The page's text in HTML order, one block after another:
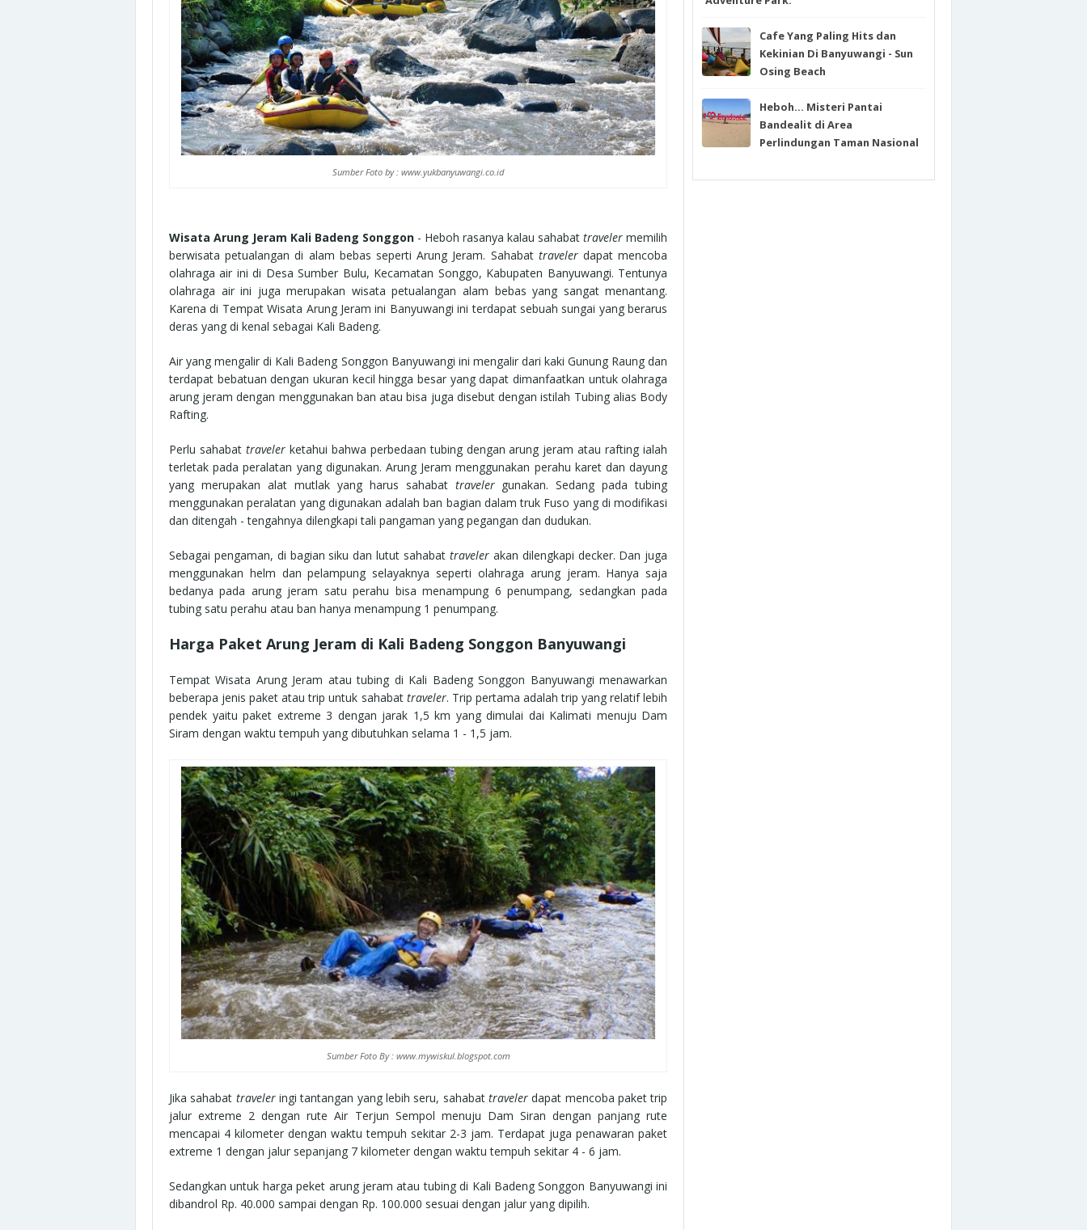
Sumber Foto by : www.yukbanyuwangi.co.id
Wisata Arung Jeram Kali Badeng Songgon - Heboh rasanya kalau sahabattraveler memilih
berwisata petualangan di alam bebas seperti Arung Jeram. Sahabat travelerdapat mencoba
olahraga air ini di Desa Sumber Bulu, Kecamatan Songgo, Kabupaten Banyuwangi. Tentunya
olahraga air ini juga merupakan wisata petualangan alam bebas yang sangat menantang.
Karena di Tempat Wisata Arung Jeram ini Banyuwangi ini terdapat sebuah sungai yang berarus
deras yang di kenal sebagai Kali Badeng.
Air yang mengalir di Kali Badeng Songgon Banyuwangi ini mengalir dari kaki Gunung Raung dan
terdapat bebatuan dengan ukuran kecil hingga besar yang dapat dimanfaatkan untuk olahraga
arung jeram dengan menggunakan ban atau bisa juga disebut dengan istilah Tubing alias Body
Rafting.
Perlu sahabat travelerketahui bahwa perbedaan tubing dengan arung jeram atau rafting ialah
terletak pada peralatan yang digunakan. Arung Jeram menggunakan perahu karet dan dayung
yang merupakan alat mutlak yang harus sahabat travelergunakan. Sedang pada tubing
menggunakan peralatan yang digunakan adalah ban bagian dalam truk Fuso yang di modifikasi
dan ditengah - tengahnya dilengkapi tali pangaman yang pegangan dan dudukan.
Sebagai pengaman, di bagian siku dan lutut sahabat travelerakan dilengkapi decker. Dan juga
menggunakan helm dan pelampung selayaknya seperti olahraga arung jeram. Hanya saja
bedanya pada arung jeram satu perahu bisa menampung 6 penumpang, sedangkan pada
tubing satu perahu atau ban hanya menampung 1 penumpang.
Harga Paket Arung Jeram di Kali Badeng Songgon Banyuwangi
Tempat Wisata Arung Jeram atau tubing di Kali Badeng Songgon Banyuwangi menawarkan
beberapa jenis paket atau trip untuk sahabat traveler. Trip pertama adalah trip yang relatif lebih
pendek yaitu paket extreme 3 dengan jarak 1,5 km yang dimulai dai Kalimati menuju Dam
Siram dengan waktu tempuh yang dibutuhkan selama 1 - 1,5 jam.
Sumber Foto By : www.mywiskul.blogspot.com
Jika sahabat traveleringi tantangan yang lebih seru, sahabat travelerdapat mencoba paket trip
jalur extreme 2 dengan rute Air Terjun Sempol menuju Dam Siran dengan panjang rute
mencapai 4 kilometer dengan waktu tempuh sekitar 2-3 jam. Terdapat juga penawaran paket
extreme 1 dengan jalur sepanjang 7 kilometer dengan waktu tempuh sekitar 4 - 6 jam.
Sedangkan untuk harga peket arung jeram atau tubing di Kali Badeng Songgon Banyuwangi ini
dibandrol Rp. 40.000 sampai dengan Rp. 100.000 sesuai dengan jalur yang dipilih.
Cafe Yang Paling Hits dan
Kekinian Di Banyuwangi - Sun
Osing Beach
Heboh... Misteri Pantai
Bandealit di Area
Perlindungan Taman Nasional